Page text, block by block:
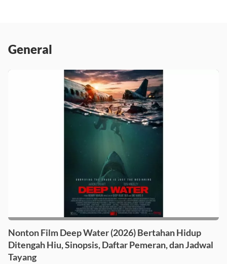
General
Nonton Film Deep Water (2026) Bertahan Hidup
Ditengah Hiu, Sinopsis, Daftar Pemeran, dan Jadwal
Tayang